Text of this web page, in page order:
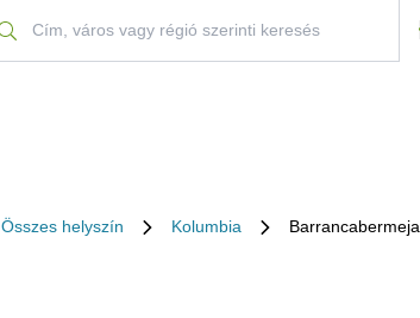
Összes helyszín Kolumbia Barrancabermeja